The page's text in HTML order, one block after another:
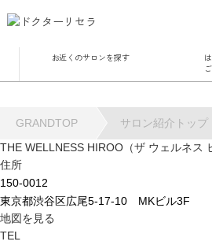
お近くのサロンを探す
GRANDTOP サロン紹介トップ
THE WELLNESS HIROO（ザ ウェルネス
住所
150-0012
東京都渋谷区広尾5-17-10 MKビル3F
地図を見る
TEL